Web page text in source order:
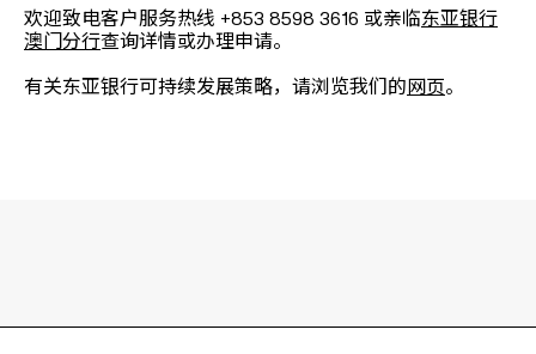
欢迎致电客户服务热线 +853 8598 3616 或亲临东亚银行
澳门分行查询详情或办理申请。
有关东亚银行可持续发展策略，请浏览我们的 网页。